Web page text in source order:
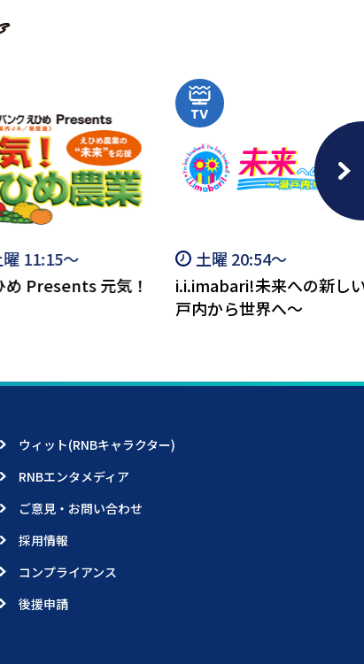
土曜 20:54～
i.i.imabari!未来への新しい風～瀬
大好き！
ウィット(RNBキャラクター)
RNBエンタメディア
ご意見・お問い合わせ
採用情報
コンプライアンス
後援申請